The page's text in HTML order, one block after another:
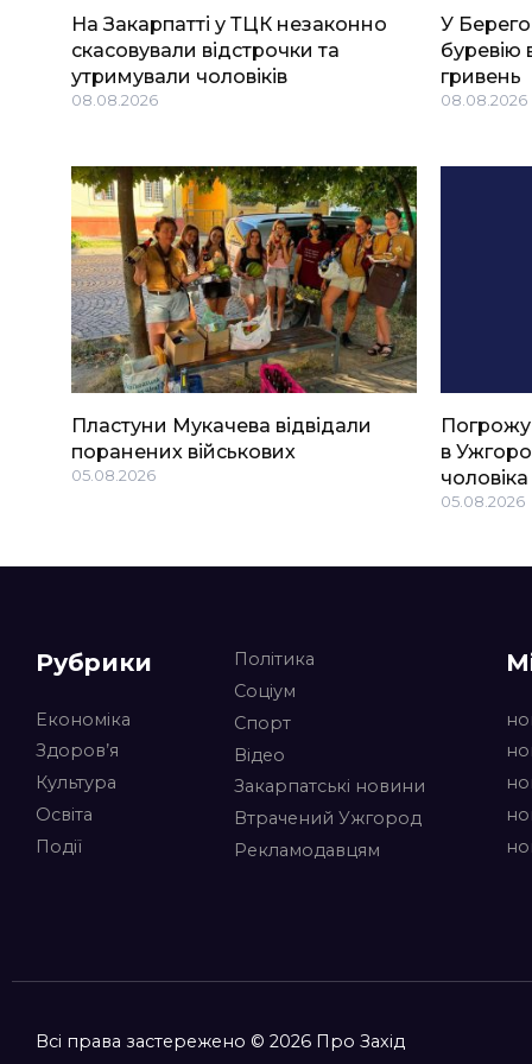
На Закарпатті у ТЦК незаконно
скасовували відстрочки та
утримували чоловіків
08.08.2026
У
буревію
гривень
08.08.2026
Пластуни Мукачева відвідали
поранених військових
05.08.2026
в
чоловіка
05.08.2026
Рубрики
Економіка
Здоров’я
Культура
Освіта
Події
Політика
Соціум
Спорт
Відео
Закарпатські новини
Втрачений Ужгород
Рекламодавцям
Всі права застережено © 2026 Про Захід